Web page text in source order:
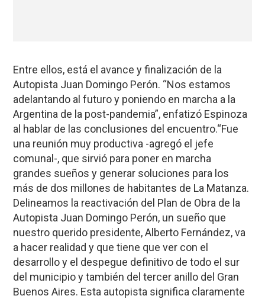
Entre ellos, está el avance y finalización de la
Autopista Juan Domingo Perón. “Nos estamos
adelantando al futuro y poniendo en marcha a la
Argentina de la post-pandemia”, enfatizó Espinoza
al hablar de las conclusiones del encuentro.“Fue
una reunión muy productiva -agregó el jefe
comunal-, que sirvió para poner en marcha
grandes sueños y generar soluciones para los
más de dos millones de habitantes de La Matanza.
Delineamos la reactivación del Plan de Obra de la
Autopista Juan Domingo Perón, un sueño que
nuestro querido presidente, Alberto Fernández, va
a hacer realidad y que tiene que ver con el
desarrollo y el despegue definitivo de todo el sur
del municipio y también del tercer anillo del Gran
Buenos Aires. Esta autopista significa claramente